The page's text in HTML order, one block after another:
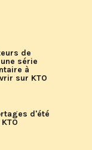
de
série
à
sur KTO
d'été